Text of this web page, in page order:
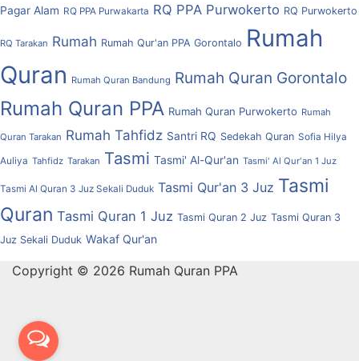
Pagar Alam RQ PPA Purwakarta RQ PPA Purwokerto RQ Purwokerto
RQ Tarakan Rumah Rumah Qur'an PPA Gorontalo Rumah
Quran Rumah Quran Bandung Rumah Quran Gorontalo
Rumah Quran PPA Rumah Quran Purwokerto Rumah
Quran Tarakan Rumah Tahfidz Santri RQ Sedekah Quran Sofia Hilya
Auliya Tahfidz Tarakan Tasmi Tasmi' Al-Qur'an Tasmi' Al Qur'an 1 Juz
Tasmi Al Quran 3 Juz Sekali Duduk Tasmi Qur'an 3 Juz Tasmi
Quran Tasmi Quran 1 Juz Tasmi Quran 2 Juz Tasmi Quran 3
Juz Sekali Duduk Wakaf Qur'an
Copyright © 2026 Rumah Quran PPA